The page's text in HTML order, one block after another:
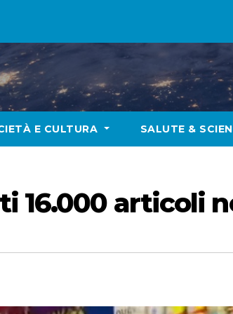
E CULTURA SALUTE &
16.000 articoli